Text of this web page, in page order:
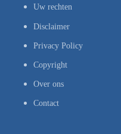
Uw rechten
Disclaimer
Privacy Policy
Copyright
Over ons
Contact